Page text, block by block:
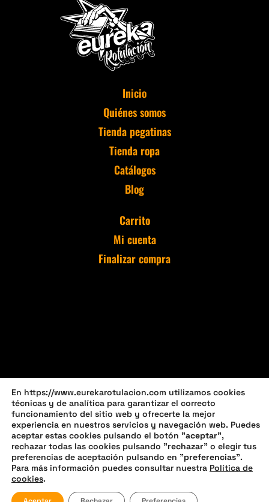
Inicio
Quiénes somos
Tienda pegatinas
Tienda ropa
Catálogos
Blog
Carrito
Mi cuenta
Finalizar compra
Política de privacidad
Política de cookies (UE)
Política de devoluciones y reembolsos
En https://www.eurekarotulacion.com utilizamos cookies
técnicas y de analítica para garantizar el correcto
funcionamiento del sitio web y ofrecerte la mejor
experiencia en nuestros servicios y navegación web. Puedes
aceptar estas cookies pulsando el botón "aceptar",
rechazar todas las cookies pulsando "rechazar" o elegir tus
preferencias de aceptación pulsando en "preferencias".
Para más información puedes consultar nuestra Política de
cookies.